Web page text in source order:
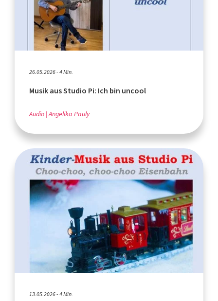
26.05.2026 - 4 Min.
Musik aus Studio Pi: Ich bin uncool
Audio Angelika Pauly
13.05.2026 - 4 Min.